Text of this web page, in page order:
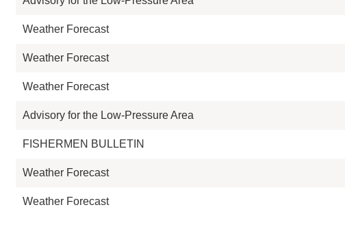
Weather Forecast
Weather Forecast
Weather Forecast
Advisory for the Low-Pressure Area
FISHERMEN BULLETIN
Weather Forecast
Weather Forecast